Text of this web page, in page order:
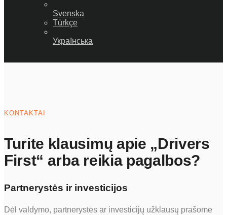
Svenska
Türkçe
Українська
KONTAKTAI
Turite klausimų apie „Drivers
First“ arba reikia pagalbos?
Partnerystės ir investicijos
Dėl valdymo, partnerystės ar investicijų užklausų prašome